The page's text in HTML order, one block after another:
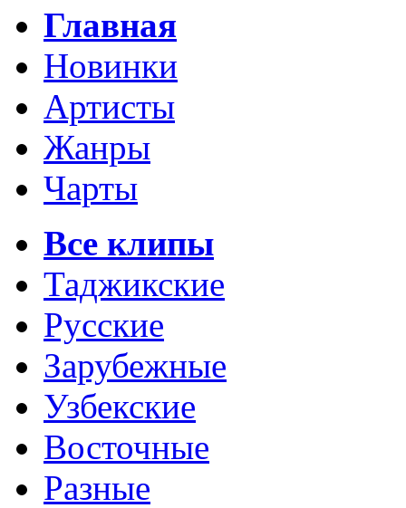
Главная
Новинки
Артисты
Жанры
Чарты
Все клипы
Таджикские
Русские
Зарубежные
Узбекские
Восточные
Разные